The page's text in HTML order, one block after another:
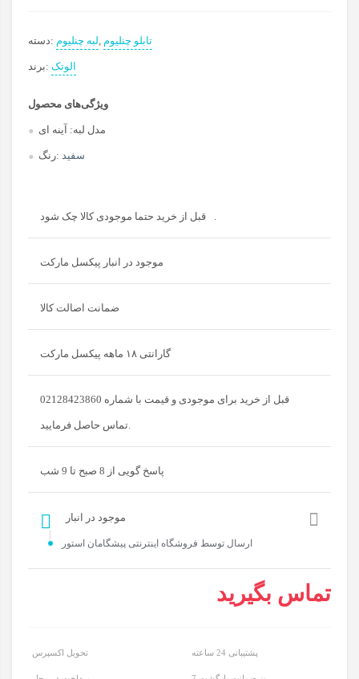
دسته: لبه چنلیوم, تابلو چنلیوم
برند: الوتک
ویژگی‌های محصول
مدل لبه: آینه ای
رنگ: سفید
قبل از خرید حتما موجودی کالا چک شود.
موجود در انبار پیکسل مارکت
ضمانت اصالت کالا
گارانتی ۱۸ ماهه پیکسل مارکت
قبل از خرید برای موجودی و قیمت با شماره 02128423860
تماس حاصل فرمایید.
پاسخ گویی از 8 صبح تا 9 شب
موجود در انبار
ارسال توسط فروشگاه اینترنتی پیشگامان استور
تماس بگیرید
تحویل اکسپرس پشتیبانی 24 ساعته